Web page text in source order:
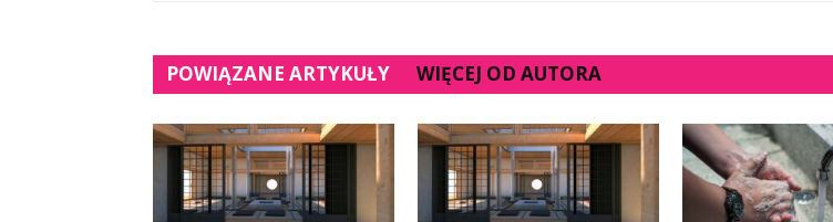
POWIĄZANE ARTYKUŁY WIĘCEJ OD AUTORA